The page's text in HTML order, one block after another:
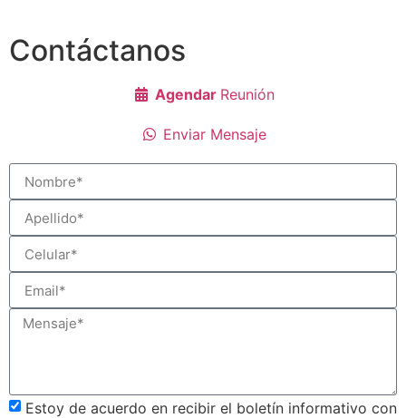
Contáctanos
Agendar Reunión
Enviar Mensaje
Estoy de acuerdo en recibir el boletín informativo con